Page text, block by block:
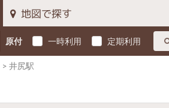
地図で探す
原付 一時利用 定期利用
井尻駅